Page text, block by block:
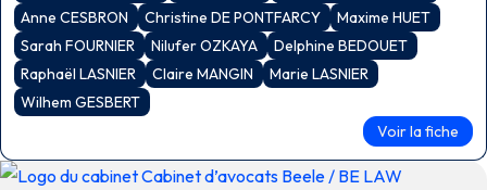
Anne CESBRON
Christine DE PONTFARCY
Maxime HUET
Sarah FOURNIER
Nilufer OZKAYA
Delphine BEDOUET
Raphaël LASNIER
Claire MANGIN
Marie LASNIER
Wilhem GESBERT
Voir la fiche